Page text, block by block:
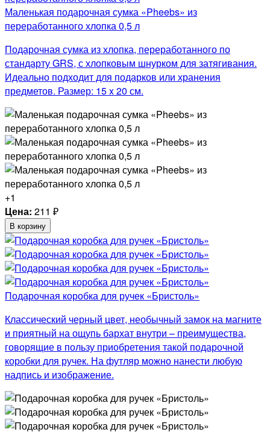
Маленькая подарочная сумка «Pheebs» из
переработанного хлопка 0,5 л
Подарочная сумка из хлопка, переработанного по
стандарту GRS, с хлопковым шнурком для затягивания.
Идеально подходит для подарков или хранения
предметов. Размер: 15 x 20 см.
+1
Цена: 211 ₽
В корзину
Подарочная коробка для ручек «Бристоль»
Классический черный цвет, необычный замок на магните
и приятный на ощупь бархат внутри – преимущества,
говорящие в пользу приобретения такой подарочной
коробки для ручек. На футляр можно нанести любую
надпись и изображение.